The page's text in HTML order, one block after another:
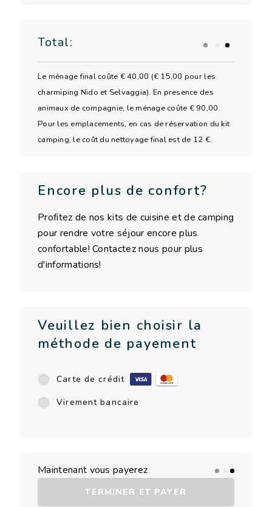
Total:
Le ménage final coûte € 40,00 (€ 15,00 pour les
charmiping Nido et Selvaggia). En presence des
animaux de compagnie, le ménage coûte € 90,00.
Pour les emplacements, en cas de réservation du kit
camping, le coût du nettoyage final est de 12 €.
Encore plus de confort?
Profitez de nos kits de cuisine et de camping
pour rendre votre séjour encore plus
confortable! Contactez nous pour plus
d'informations!
Veuillez bien choisir la
méthode de payement
Carte de crédit
Virement bancaire
Maintenant vous payerez
TERMINER ET PAYER